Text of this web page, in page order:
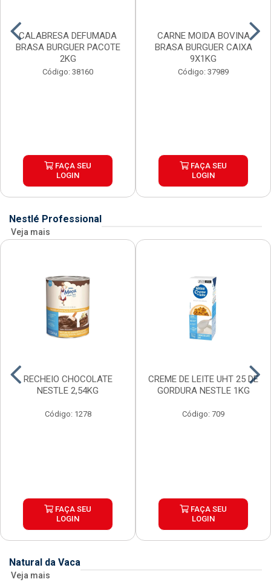
CALABRESA DEFUMADA
BRASA BURGUER PACOTE
2KG
Código: 38160
FAÇA SEU
LOGIN
CARNE MOIDA BOVINA
BRASA BURGUER CAIXA
9X1KG
Código: 37989
FAÇA SEU
LOGIN
Nestlé Professional
Veja mais
RECHEIO CHOCOLATE
NESTLE 2,54KG
Código: 1278
FAÇA SEU
LOGIN
CREME DE LEITE UHT 25 DE
GORDURA NESTLE 1KG
Código: 709
FAÇA SEU
LOGIN
Natural da Vaca
Veja mais